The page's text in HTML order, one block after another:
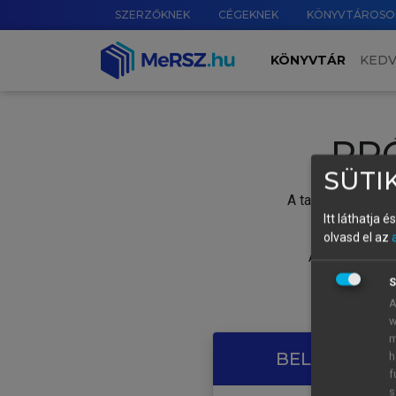
SZERZŐKNEK CÉGEKNEK
KÖNYVTÁR
A tartalom
A
BELÉPÉS
Itt láthatja
olvasd el az